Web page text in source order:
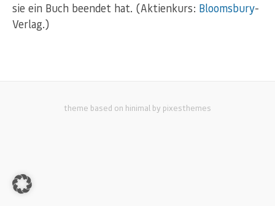
sie ein Buch beendet hat. (Aktienkurs: Bloomsbury-
Verlag.)
theme based on hinimal by pixesthemes